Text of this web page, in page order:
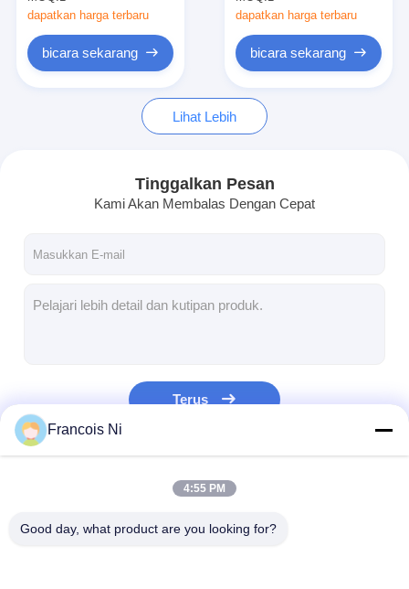
dapatkan harga terbaru
bicara sekarang
pcs/menit Dilapisi Lem
PE/PLA/Bio Daya
15000W
dapatkan harga terbaru
bicara sekarang
Lihat Lebih
Tinggalkan Pesan
Kami Akan Membalas Dengan Cepat
Terus
Francois Ni
4:55 PM
Good day, what product are you looking for?